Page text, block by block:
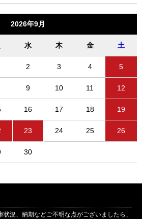
2026年9月
水 木 金 土
2 3 4 5
9 10 11 12
16 17 18 19
23 24 25 26
30
況、納期などご不明な点がございましたら、